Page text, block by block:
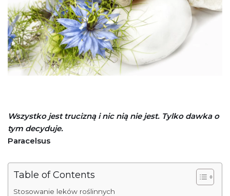
Wszystko jest trucizną i nic nią nie jest. Tylko dawka o
tym decyduje.
Paracelsus
Table of Contents
Stosowanie leków roślinnych